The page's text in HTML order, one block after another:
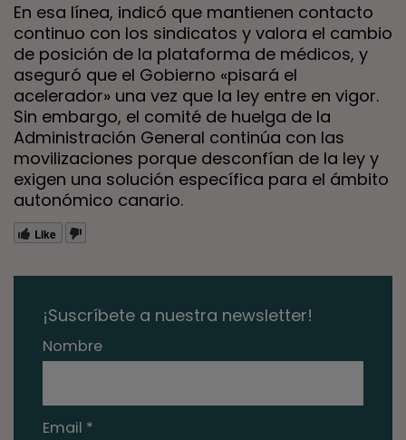
En esa línea, indicó que mantienen contacto
continuo con los sindicatos y valora el cambio
de posición de la plataforma de médicos, y
aseguró que el Gobierno «pisará el
acelerador» una vez que la ley entre en vigor.
Sin embargo, el comité de huelga de la
Administración General continúa con las
movilizaciones porque desconfían de la ley y
exigen una solución específica para el ámbito
autonómico canario.
Like
¡Suscríbete a nuestra newsletter!
Nombre
Email *